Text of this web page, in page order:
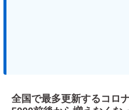
全国で最多更新するコロ